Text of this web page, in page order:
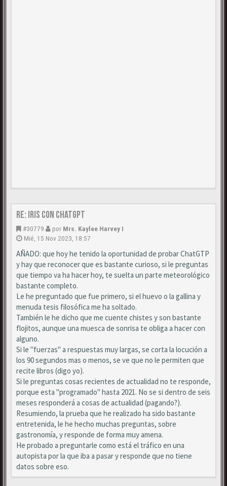
Re: Iris con ChatGPT
#30779 por Mrs. Kaylee Harvey I
Mié, 15 Nov 2023, 18:57
AÑADO: que hoy he tenido la oportunidad de probar ChatGTP
y hay que reconocer que es bastante curioso, si le preguntas
que tiempo va ha hacer hoy, te suelta un parte meteorológico
bastante completo.
Le he preguntado que fue primero, si el huevo o la gallina y
menuda tesis filosófica me ha soltado.
También le he dicho que me cuente chistes y son bastante
flojitos, aunque una muesca de sonrisa te obliga a hacer con
alguno.
Si le "fuerzas" a respuestas muy largas, se corta la locución a
los 90 segundos mas o menos, se ve que no le permiten que
recite libros (digo yo).
Si le preguntas cosas recientes de actualidad no te responde,
porque esta "programado" hasta 2021. No se si dentro de seis
meses responderá a cosas de actualidad (pagando?).
Resumiendo, la prueba que he realizado ha sido bastante
entretenida, le he hecho muchas preguntas, sobre
gastronomía, y responde de forma muy amena.
He probado a preguntarle como está el tráfico en una
autopista por la que iba a pasar y responde que no tiene
datos sobre eso.